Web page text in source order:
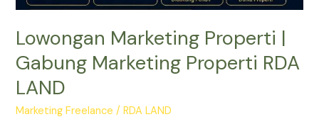
Lowongan Marketing Properti |
Gabung Marketing Properti RDA
LAND
Marketing Freelance /RDA LAND